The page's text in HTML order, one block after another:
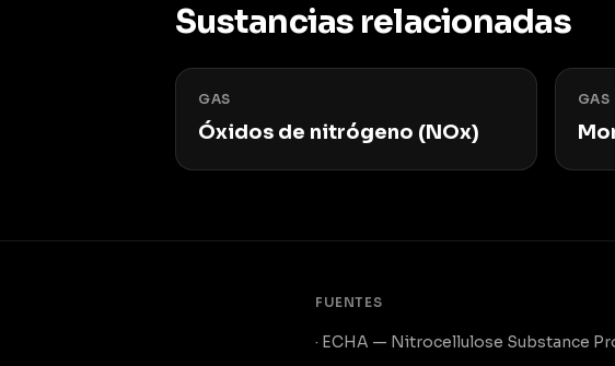
Sustancias relacionadas
GAS
Óxidos de nitrógeno (NOx)
GAS
FUENTES
· ECHA — Nitrocellulose Substance